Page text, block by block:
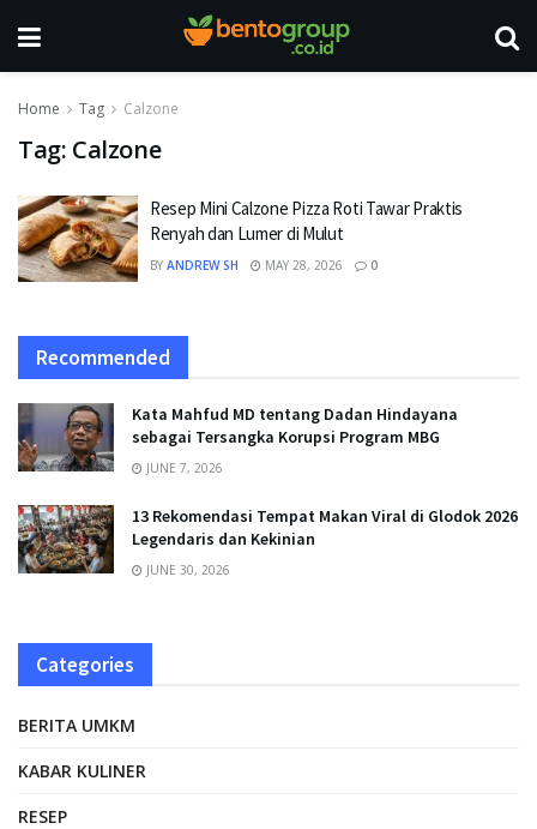
Home Tag Calzone
Tag: Calzone
Resep Mini Calzone Pizza Roti Tawar Praktis
Renyah dan Lumer di Mulut
BY ANDREW SH MAY 28, 2026 0
Recommended
Kata Mahfud MD tentang Dadan Hindayana
sebagai Tersangka Korupsi Program MBG
JUNE 7, 2026
13 Rekomendasi Tempat Makan Viral di Glodok 2026
Legendaris dan Kekinian
JUNE 30, 2026
Categories
BERITA UMKM
KABAR KULINER
RESEP